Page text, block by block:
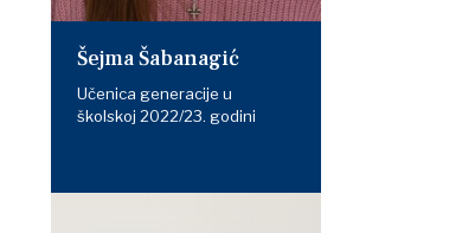
Šejma Šabanagić
Učenica generacije u
školskoj 2022/23. godini